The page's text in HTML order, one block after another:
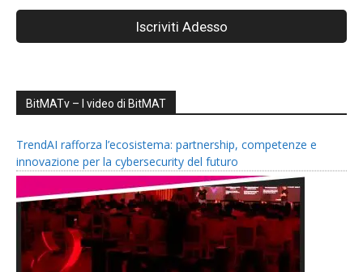
BitMATv – I video di BitMAT
TrendAI rafforza l’ecosistema: partnership, competenze e
innovazione per la cybersecurity del futuro